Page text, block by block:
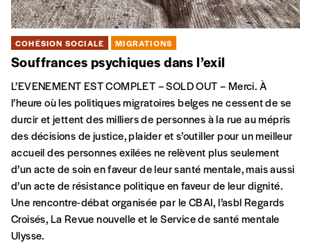
COHÉSION SOCIALE MIGRATIONS
Souffrances psychiques dans l’exil
L’EVENEMENT EST COMPLET – SOLD OUT – Merci. À
l’heure où les politiques migratoires belges ne cessent de se
durcir et jettent des milliers de personnes à la rue au mépris
des décisions de justice, plaider et s’outiller pour un meilleur
accueil des personnes exilées ne relèvent plus seulement
d’un acte de soin en faveur de leur santé mentale, mais aussi
d’un acte de résistance politique en faveur de leur dignité.
Une rencontre-débat organisée par le CBAI, l’asbl Regards
Croisés, La Revue nouvelle et le Service de santé mentale
Ulysse.